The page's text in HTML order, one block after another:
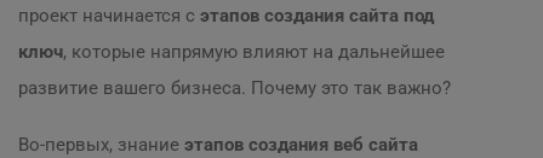
проект начинается с этапов создания сайта под
ключ, которые напрямую влияют на дальнейшее
развитие вашего бизнеса. Почему это так важно?
Во-первых, знание этапов создания веб сайта